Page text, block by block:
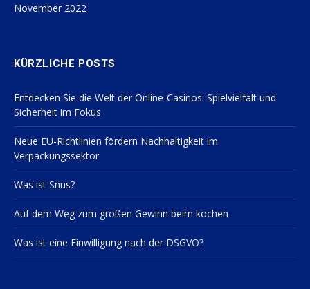
November 2022
KÜRZLICHE POSTS
Entdecken Sie die Welt der Online-Casinos: Spielvielfalt und
Sicherheit im Fokus
Neue EU-Richtlinien fördern Nachhaltigkeit im
Verpackungssektor
Was ist Snus?
Auf dem Weg zum großen Gewinn beim kochen
Was ist eine Einwilligung nach der DSGVO?